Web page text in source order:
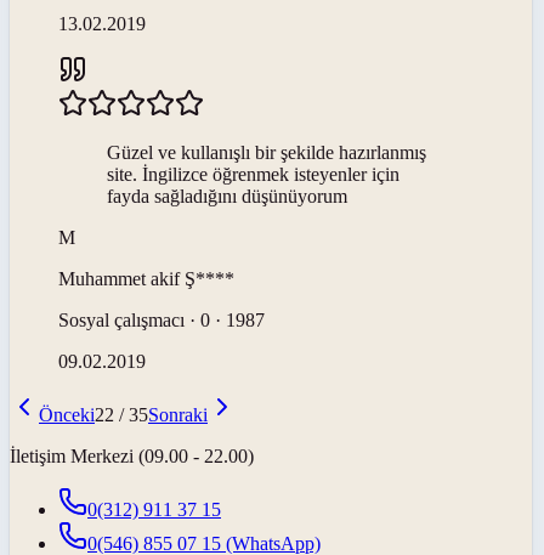
13.02.2019
Güzel ve kullanışlı bir şekilde hazırlanmış
site. İngilizce öğrenmek isteyenler için
fayda sağladığını düşünüyorum
M
Muhammet akif Ş****
Sosyal çalışmacı · 0 · 1987
09.02.2019
Önceki22 /35Sonraki
İletişim Merkezi (09.00 - 22.00)
0(312) 911 37 15
0(546) 855 07 15 (WhatsApp)